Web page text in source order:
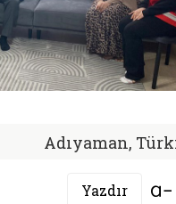
Adıyaman,
Yazdır